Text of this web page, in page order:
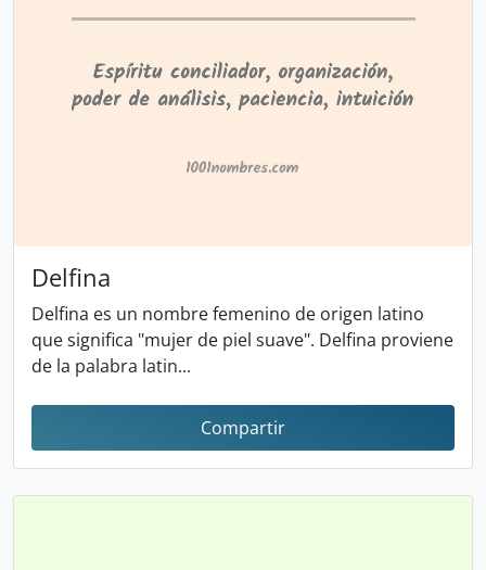
Delfina
Delfina es un nombre femenino de origen latino
que significa "mujer de piel suave". Delfina proviene
de la palabra latin...
Compartir